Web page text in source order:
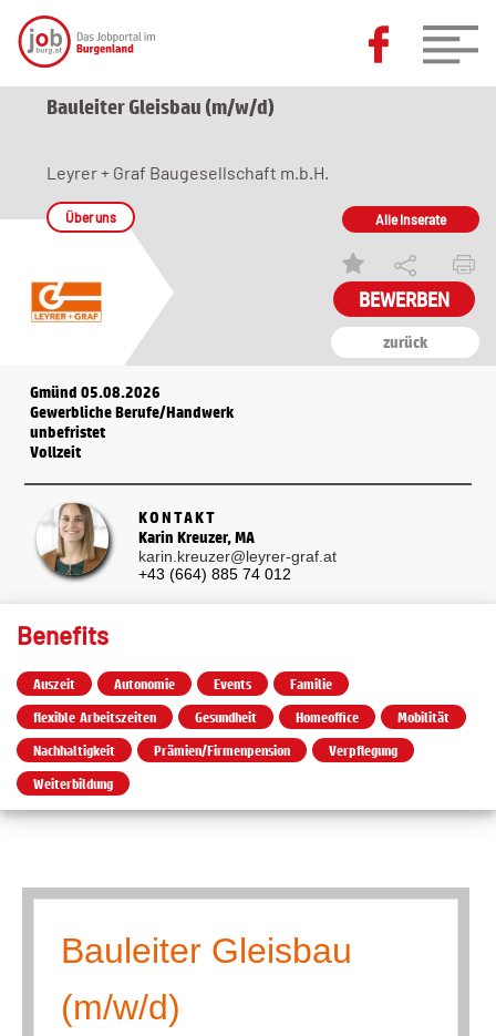
Bauleiter Gleisbau (m/w/d)
zurück
Leyrer + Graf Baugesellschaft m.b.H.
Über uns Alle Inserate
Gmünd 05.08.2026
Gewerbliche Berufe/Handwerk
unbefristet
Vollzeit
KONTAKT
Karin Kreuzer, MA
karin.kreuzer@leyrer-graf.at
+43 (664) 885 74 012
Benefits
Auszeit Autonomie Events
Familie
flexible Arbeitszeiten
Gesundheit Homeoffice
Mobilität
Nachhaltigkeit
Prämien/Firmenpension
Verpflegung
Weiterbildung